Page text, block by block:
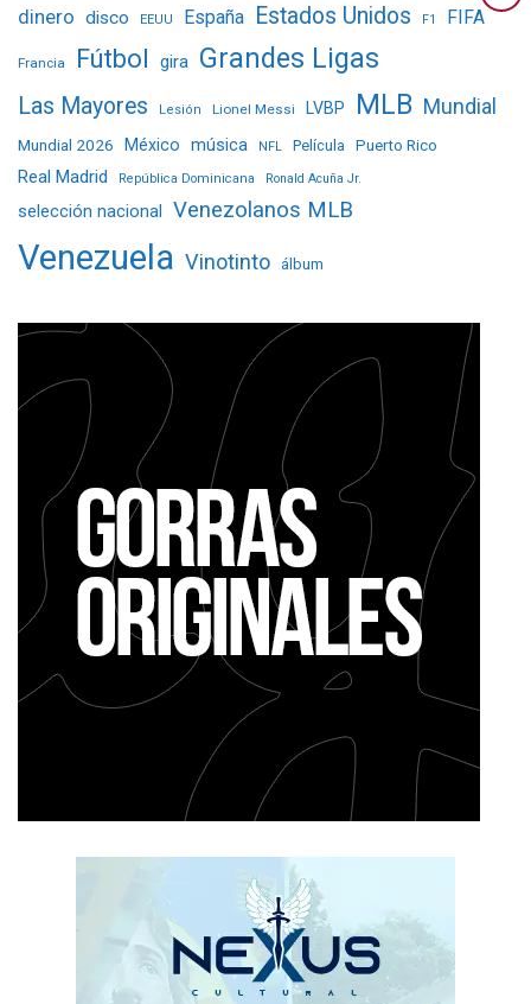
dinero disco EEUU España Estados Unidos F1 FIFA
Francia Fútbol gira Grandes Ligas
Las Mayores Lesión Lionel Messi LVBP MLB Mundial
Mundial 2026 México música NFL Película Puerto Rico
Real Madrid República Dominicana Ronald Acuña Jr.
selección nacional Venezolanos MLB
Venezuela Vinotinto álbum